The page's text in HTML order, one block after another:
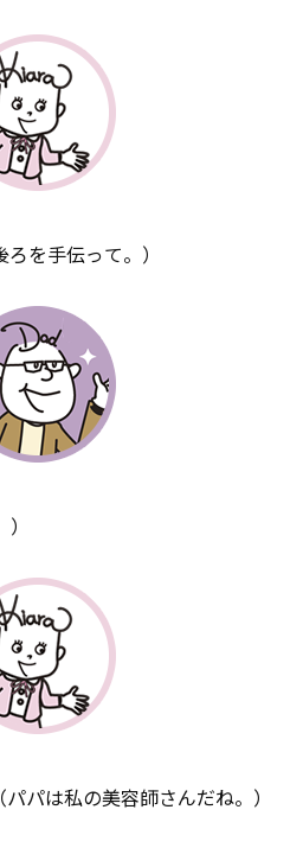
ろを手伝って。）
（パパは私の美容師さんだね。）